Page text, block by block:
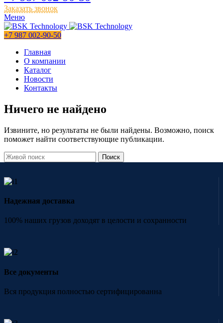
Заказать звонок
Меню
+7 987 002-90-50
Главная
О компании
Каталог
Новости
Контакты
Ничего не найдено
Извините, но результаты не были найдены. Возможно, поиск
поможет найти соответствующие публикации.
Поиск
Надежная доставка
100% наших грузов доходят в целости и сохранности
Все документы
Вся продукция полностью сертифицированна